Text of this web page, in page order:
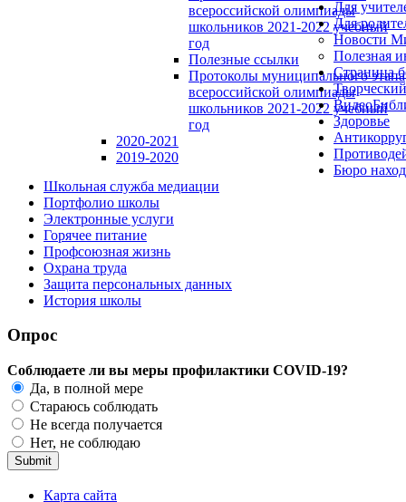
всероссийской олимпиады
школьников 2021-2022 учебный
год
Полезные ссылки
Протоколы муниципального этапа
всероссийской олимпиады
школьников 2021-2022 учебный
год
2020-2021
2019-2020
Для
Для
Новости
Полезная
Страница
Здоровье
Бюро
Школьная служба медиации
Портфолио школы
Электронные услуги
Горячее питание
Профсоюзная жизнь
Охрана труда
Защита персональных данных
История школы
Опрос
Соблюдаете ли вы меры профилактики COVID-19?
Да, в полной мере
Стараюсь соблюдать
Не всегда получается
Нет, не соблюдаю
Карта сайта